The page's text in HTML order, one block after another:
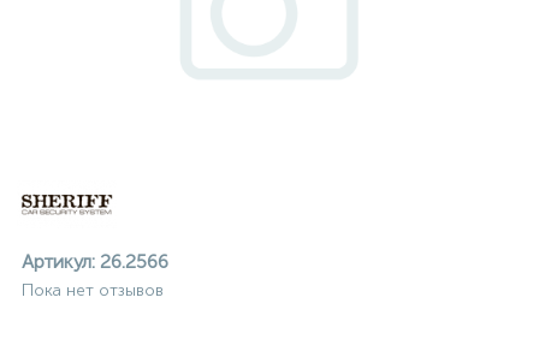
Артикул: 26.2566
Пока нет отзывов